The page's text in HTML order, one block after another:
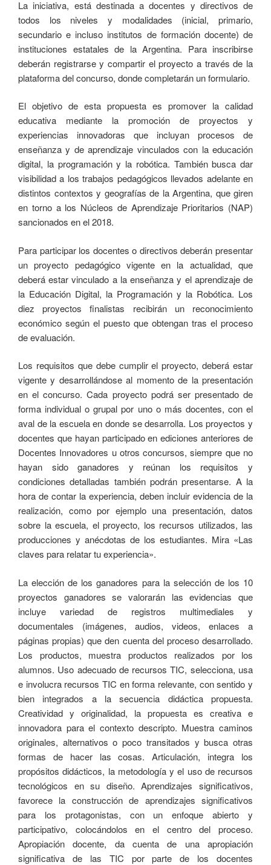
La iniciativa, está destinada a docentes y directivos de
todos los niveles y modalidades (inicial, primario,
secundario e incluso institutos de formación docente) de
instituciones estatales de la Argentina. Para inscribirse
deberán registrarse y compartir el proyecto a través de la
plataforma del concurso, donde completarán un formulario.
El objetivo de esta propuesta es promover la calidad
educativa mediante la promoción de proyectos y
experiencias innovadoras que incluyan procesos de
enseñanza y de aprendizaje vinculados con la educación
digital, la programación y la robótica. También busca dar
visibilidad a los trabajos pedagógicos llevados adelante en
distintos contextos y geografías de la Argentina, que giren
en torno a los Núcleos de Aprendizaje Prioritarios (NAP)
sancionados en el 2018.
Para participar los docentes o directivos deberán presentar
un proyecto pedagógico vigente en la actualidad, que
deberá estar vinculado a la enseñanza y el aprendizaje de
la Educación Digital, la Programación y la Robótica. Los
diez proyectos finalistas recibirán un reconocimiento
económico según el puesto que obtengan tras el proceso
de evaluación.
Los requisitos que debe cumplir el proyecto, deberá estar
vigente y desarrollándose al momento de la presentación
en el concurso. Cada proyecto podrá ser presentado de
forma individual o grupal por uno o más docentes, con el
aval de la escuela en donde se desarrolla. Los proyectos y
docentes que hayan participado en ediciones anteriores de
Docentes Innovadores u otros concursos, siempre que no
hayan sido ganadores y reúnan los requisitos y
condiciones detalladas también podrán presentarse. A la
hora de contar la experiencia, deben incluir evidencia de la
realización, como por ejemplo una presentación, datos
sobre la escuela, el proyecto, los recursos utilizados, las
producciones y anécdotas de los estudiantes. Mira «Las
claves para relatar tu experiencia».
La elección de los ganadores para la selección de los 10
proyectos ganadores se valorarán las evidencias que
incluye variedad de registros multimediales y
documentales (imágenes, audios, videos, enlaces a
páginas propias) que den cuenta del proceso desarrollado.
Los productos, muestra productos realizados por los
alumnos. Uso adecuado de recursos TIC, selecciona, usa
e involucra recursos TIC en forma relevante, con sentido y
bien integrados a la secuencia didáctica propuesta.
Creatividad y originalidad, la propuesta es creativa e
innovadora para el contexto descripto. Muestra caminos
originales, alternativos o poco transitados y busca otras
formas de hacer las cosas. Articulación, integra los
propósitos didácticos, la metodología y el uso de recursos
tecnológicos en su diseño. Aprendizajes significativos,
favorece la construcción de aprendizajes significativos
para los protagonistas, con un enfoque abierto y
participativo, colocándolos en el centro del proceso.
Apropiación docente, da cuenta de una apropiación
significativa de las TIC por parte de los docentes